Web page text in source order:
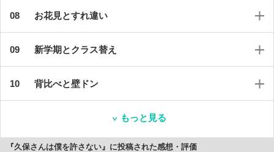
お花見とすれ違い
新学期とクラス替え
背比べと壁ドン
もっと見る
『久保さんは僕を許さない』に投稿された感想・評価